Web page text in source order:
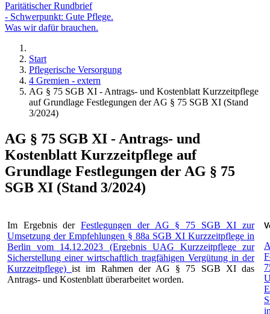
Paritätischer Rundbrief
- Schwerpunkt: Gute Pflege.
Was wir dafür brauchen.
Start
Pflegerische Versorgung
4 Gremien - extern
AG § 75 SGB XI - Antrags- und Kostenblatt Kurzzeitpflege
auf Grundlage Festlegungen der AG § 75 SGB XI (Stand
3/2024)
AG § 75 SGB XI - Antrags- und
Kostenblatt Kurzzeitpflege auf
Grundlage Festlegungen der AG § 75
SGB XI (Stand 3/2024)
Im Ergebnis derFestlegungen der AG § 75 SGB XI zur
Umsetzung der Empfehlungen § 88a SGB XI Kurzzeitpflege in
Berlin vom 14.12.2023 (Ergebnis UAG Kurzzeitpflege zur
Sicherstellung einer wirtschaftlich tragfähigen Vergütung in der
Kurzzeitpflege)ist im Rahmen der AG § 75 SGB XI das
Antrags- und Kostenblatt überarbeitet worden.